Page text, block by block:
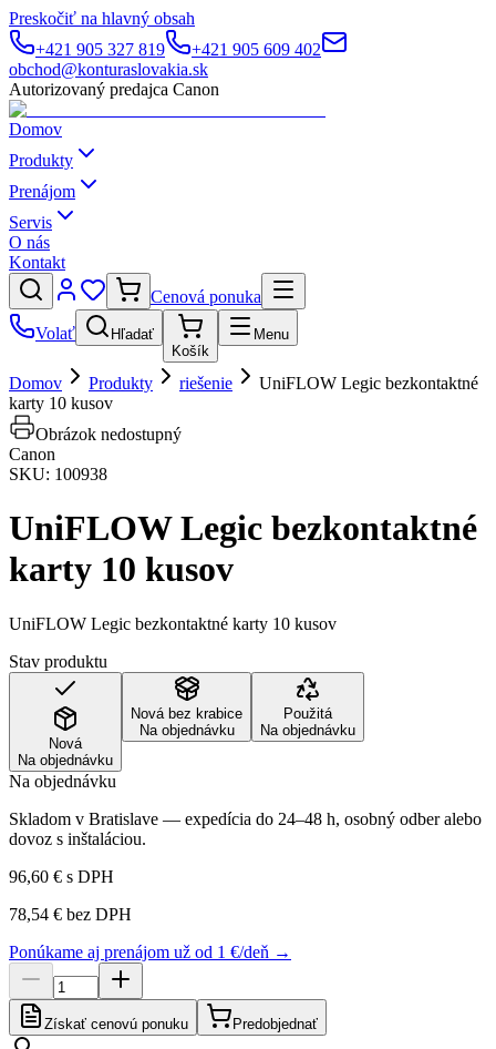
Preskočiť na hlavný obsah
+421 905 327 819
+421 905 609 402
obchod@konturaslovakia.sk
Autorizovaný predajca Canon
Domov
Produkty
Prenájom
Servis
O nás
Kontakt
Cenová ponuka
Volať
Hľadať
Košík
Menu
Domov Produkty riešenie
UniFLOW Legic bezkontaktné
karty 10 kusov
Obrázok nedostupný
Canon
SKU: 100938
UniFLOW Legic bezkontaktné
karty 10 kusov
UniFLOW Legic bezkontaktné karty 10 kusov
Stav produktu
Nová
Na objednávku
Nová bez krabice
Na objednávku
Použitá
Na objednávku
Na objednávku
Skladom v Bratislave — expedícia do 24–48 h, osobný odber alebo
dovoz s inštaláciou.
96,60 € s DPH
78,54 € bez DPH
Ponúkame aj prenájom už od 1 €/deň →
Získať cenovú ponuku Predobjednať